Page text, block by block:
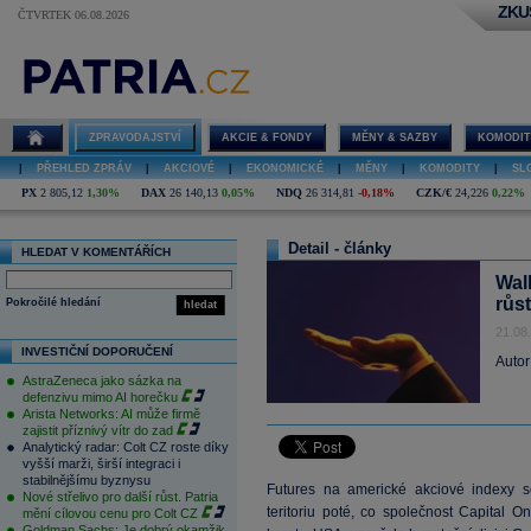
ČTVRTEK 06.08.2026
ZPRAVODAJSTVÍ AKCIE & FONDY MĚNY & SAZBY
PŘEHLED ZPRÁV AKCIOVÉ EKONOMICKÉ MĚNY KOMODITY
PX 2 805,12 1,30% DAX 26 140,13 0,05% NDQ 26 314,81 -0,18% CZK/€ 24,226 0,22%
HLEDAT V KOMENTÁŘÍCH
hledat
Pokročilé hledání
INVESTIČNÍ DOPORUČENÍ
AstraZeneca jako sázka na
defenzivu mimo AI horečku
Arista Networks: AI může firmě
zajistit příznivý vítr do zad
Analytický radar: Colt CZ roste díky
vyšší marži, širší integraci i
stabilnějšímu byznysu
Nové střelivo pro další růst. Patria
mění cílovou cenu pro Colt CZ
Detail - články
Futures na americké akciové indexy
teritoriu poté, co společnost Capital